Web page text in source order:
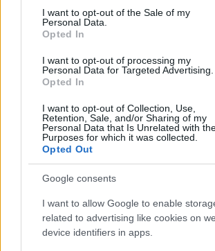
consent section.
I want to opt-out of the Sale of my
Personal Data.
Opted In
I want to opt-out of processing my
Personal Data for Targeted Advertising.
Opted In
I want to opt-out of Collection, Use,
Retention, Sale, and/or Sharing of my
Personal Data that Is Unrelated with
Purposes for which it was collected.
Opted Out
Google consents
I want to allow Google to enable
related to advertising like cookies on
device identifiers in apps.
Guida ai sport paralimpici invernali:
attrezzature
Marco Tessari · 24 Lug 2026
DISCIPLINE PARALIMPICHE